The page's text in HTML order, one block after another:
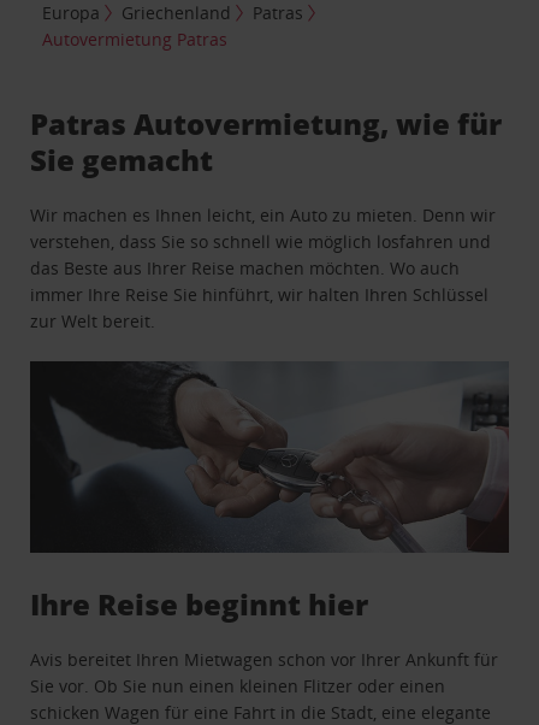
Europa
Griechenland
Patras
Autovermietung Patras
Patras Autovermietung, wie für
Sie gemacht
Wir machen es Ihnen leicht, ein Auto zu mieten. Denn wir
verstehen, dass Sie so schnell wie möglich losfahren und
das Beste aus Ihrer Reise machen möchten. Wo auch
immer Ihre Reise Sie hinführt, wir halten Ihren Schlüssel
zur Welt bereit.
Ihre Reise beginnt hier
Avis bereitet Ihren Mietwagen schon vor Ihrer Ankunft für
Sie vor. Ob Sie nun einen kleinen Flitzer oder einen
schicken Wagen für eine Fahrt in die Stadt, eine elegante